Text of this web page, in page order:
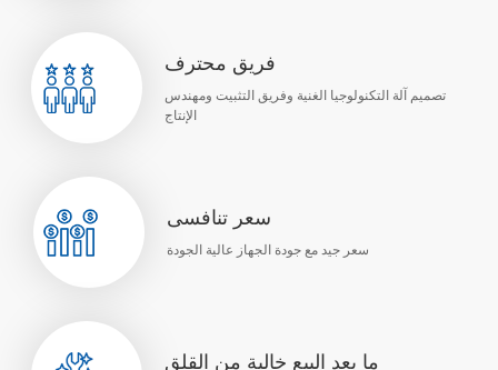
فريق محترف
تصميم آلة التكنولوجيا الغنية وفريق التثبيت ومهندس
الإنتاج
سعر تنافسى
سعر جيد مع جودة الجهاز عالية الجودة
ما بعد البيع خالية من القلق